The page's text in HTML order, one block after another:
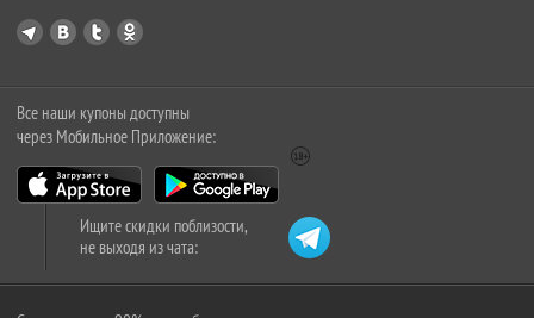
Все наши купоны доступны
через Мобильное Приложение:
Ищите скидки поблизости,
не выходя из чата: